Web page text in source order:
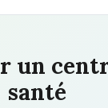
un
santé